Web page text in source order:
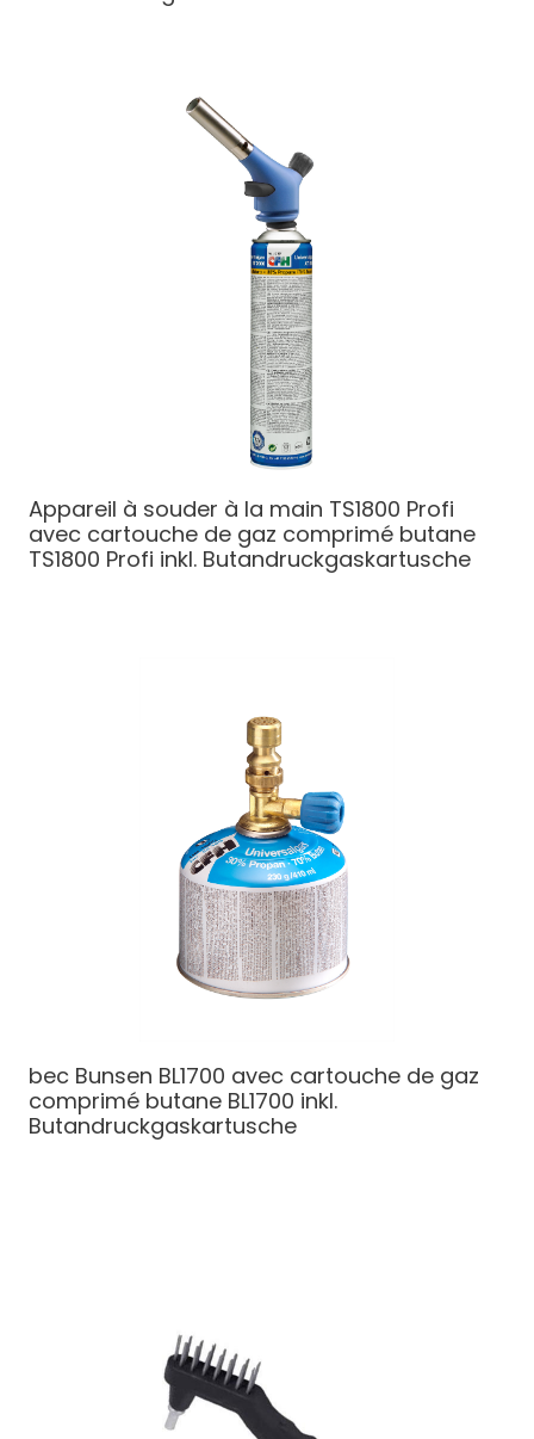
Appareil à souder à la main TS1800 Profi
avec cartouche de gaz comprimé butane
TS1800 Profi inkl. Butandruckgaskartusche
bec Bunsen BL1700 avec cartouche de gaz
comprimé butane BL1700 inkl.
Butandruckgaskartusche